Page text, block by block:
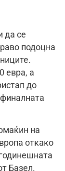
да се
подоцна
евра, а
до
на
откако
Базел.